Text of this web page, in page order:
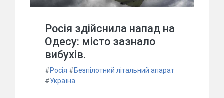
Росія здійснила напад на
Одесу: місто зазнало
вибухів.
#Росія #Безпілотний літальний апарат
#Україна